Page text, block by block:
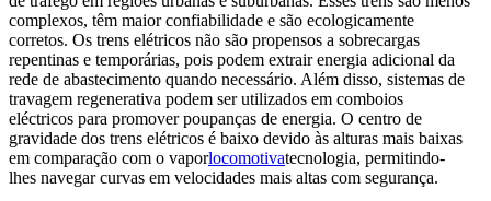
complexos, têm maior confiabilidade e são ecologicamente
corretos. Os trens elétricos não são propensos a sobrecargas
repentinas e temporárias, pois podem extrair energia adicional da
rede de abastecimento quando necessário. Além disso, sistemas de
travagem regenerativa podem ser utilizados em comboios
eléctricos para promover poupanças de energia. O centro de
gravidade dos trens elétricos é baixo devido às alturas mais baixas
em comparação com o vaporlocomotivatecnologia, permitindo-
lhes navegar curvas em velocidades mais altas com segurança.